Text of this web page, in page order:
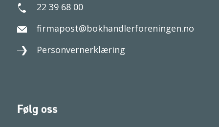
22 39 68 00
firmapost@bokhandlerforeningen.no
Personvernerklæring
Følg oss